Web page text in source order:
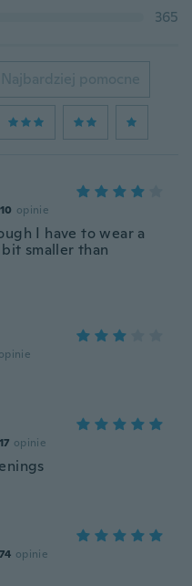
365
Najbardziej pomocne
10 opinie
I have to wear a
smaller than
opinie
17 opinie
74 opinie